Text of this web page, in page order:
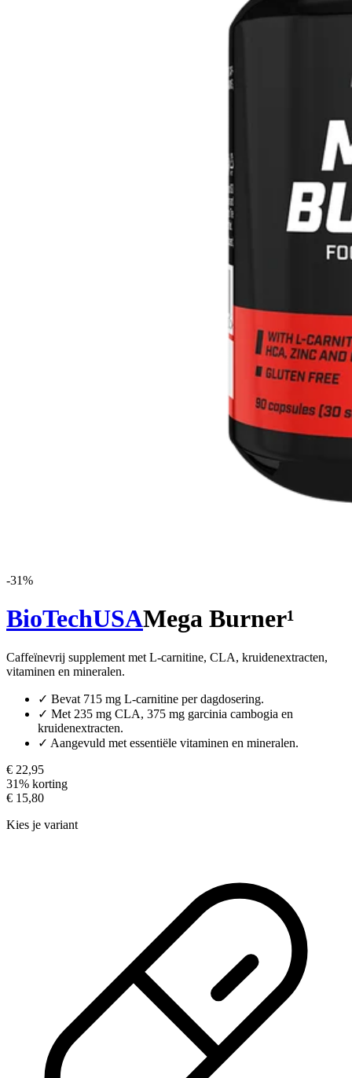
-31%
BioTechUSAMega Burner¹
Caffeïnevrij supplement met L-carnitine, CLA, kruidenextracten,
vitaminen en mineralen.
✓ Bevat 715 mg L-carnitine per dagdosering.
✓ Met 235 mg CLA, 375 mg garcinia cambogia en
kruidenextracten.
✓ Aangevuld met essentiële vitaminen en mineralen.
€ 22,95
31% korting
€ 15,80
Kies je variant